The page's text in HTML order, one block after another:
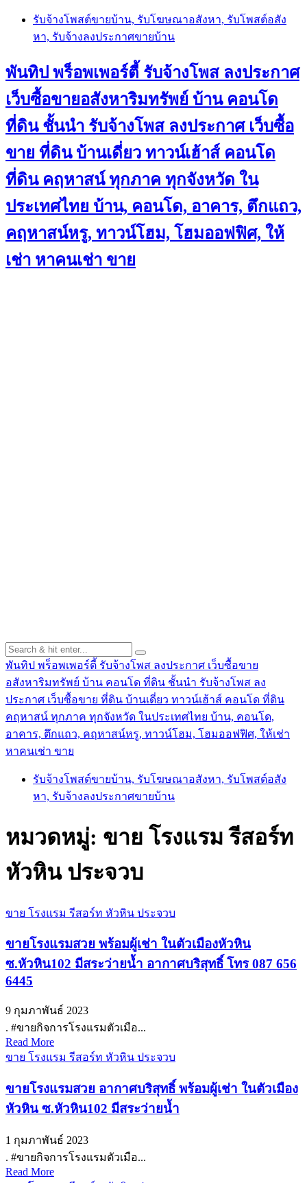
Skip
content
รับจ้างโพสต์ขายบ้าน, รับโฆษณาอสังหา, รับโพสต์อสัง
หา, รับจ้างลงประกาศขายบ้าน
พันทิป พร็อพเพอร์ตี้ รับจ้างโพส ลงประกาศ
เว็บซื้อขายอสังหาริมทรัพย์ บ้าน คอนโด
ที่ดิน ชั้นนำ รับจ้างโพส ลงประกาศ เว็บซื้อ
ขาย ที่ดิน บ้านเดี่ยว ทาวน์เฮ้าส์ คอนโด
ที่ดิน คฤหาสน์ ทุกภาค ทุกจังหวัด ใน
ประเทศไทย บ้าน, คอนโด, อาคาร, ตึกแถว,
คฤหาสน์หรู, ทาวน์โฮม, โฮมออฟฟิศ, ให้
เช่า หาคนเช่า ขาย
พันทิป พร็อพเพอร์ตี้ รับจ้างโพส ลงประกาศ เว็บซื้อขาย
อสังหาริมทรัพย์ บ้าน คอนโด ที่ดิน ชั้นนำ รับจ้างโพส ลง
ประกาศ เว็บซื้อขาย ที่ดิน บ้านเดี่ยว ทาวน์เฮ้าส์ คอนโด ที่ดิน
คฤหาสน์ ทุกภาค ทุกจังหวัด ในประเทศไทย บ้าน, คอนโด,
อาคาร, ตึกแถว, คฤหาสน์หรู, ทาวน์โฮม, โฮมออฟฟิศ, ให้เช่า
หาคนเช่า ขาย
รับจ้างโพสต์ขายบ้าน, รับโฆษณาอสังหา, รับโพสต์อสัง
หา, รับจ้างลงประกาศขายบ้าน
หมวดหมู่: ขาย โรงแรม รีสอร์ท
หัวหิน ประจวบ
ขาย โรงแรม รีสอร์ท หัวหิน ประจวบ
ขายโรงแรมสวย พร้อมผู้เช่า ในตัวเมืองหัวหิน
ซ.หัวหิน102 มีสระว่ายน้ำ อากาศบริสุทธิ์ โทร 087 656
6445
9 กุมภาพันธ์ 2023
. #ขายกิจการโรงแรมตัวเมือ...
Read More
ขาย โรงแรม รีสอร์ท หัวหิน ประจวบ
ขายโรงแรมสวย อากาศบริสุทธิ์ พร้อมผู้เช่า ในตัวเมือง
หัวหิน ซ.หัวหิน102 มีสระว่ายน้ำ
1 กุมภาพันธ์ 2023
. #ขายกิจการโรงแรมตัวเมือ...
Read More